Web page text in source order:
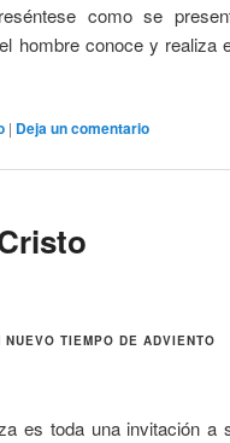
como se
hombre conoce y realiza
| Deja un comentario
TIEMPO DE ADVIENTO
es toda una invitación a